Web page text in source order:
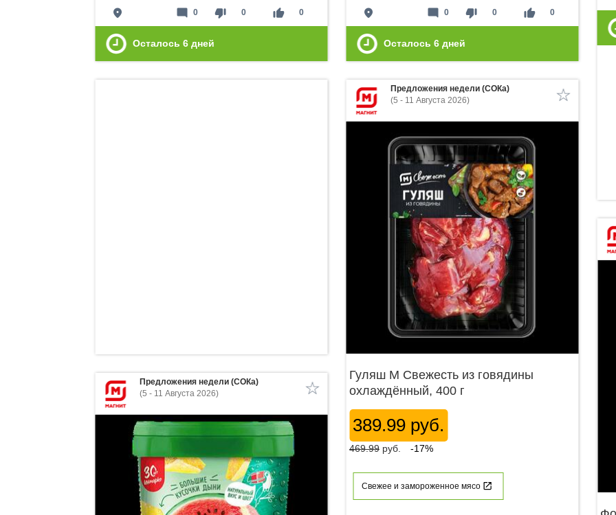
place thumb_down 0 thumb_up 0
mode_comment 0
Осталось 6 дней
place thumb_down 0 thumb_up 0
mode_comment 0
Осталось 6 дней
Предложения недели (СОКа)
(5 - 11 Августа 2026)
Гуляш М Свежесть из говядины
охлаждённый, 400 г
389.99 руб.
469.99 руб. -17%
Свежее и замороженное мясо
Предложения недели (СОКа)
(5 - 11 Августа 2026)